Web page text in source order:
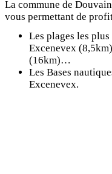
La commune de
vous permettant de
Les plages les
Excenevex
(16km)…
Les Bases
Excenevex.